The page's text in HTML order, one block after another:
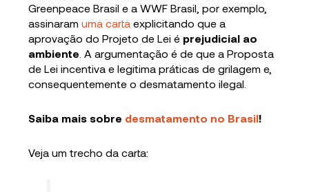
Greenpeace Brasil e a WWF Brasil, por exemplo,
assinaramuma carta explicitando que a
aprovação do Projeto de Lei é prejudicial ao
ambiente . A argumentação é de que a Proposta
de Lei incentiva e legitima práticas de grilagem e,
consequentemente o desmatamento ilegal.
Saiba mais sobre desmatamento no Brasil!
Veja um trecho da carta: